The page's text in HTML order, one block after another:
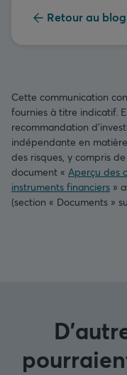
Retour au blog
Cette communication
fournies à titre indicatif.
recommandation
indépendante en
des risques, y compris
document « Aperçu des
instruments financiers »
(section « Documents »